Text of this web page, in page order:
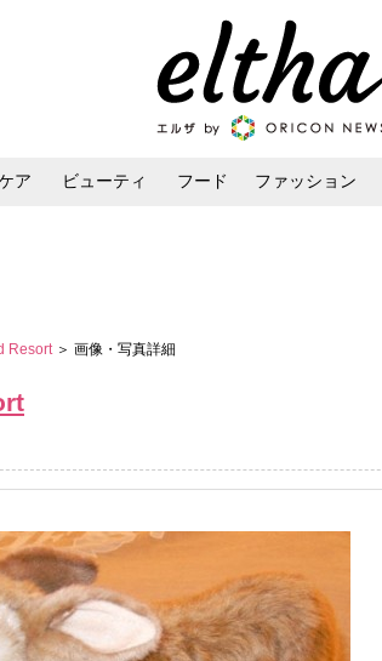
ア ビューティ フード ファッション
Resort ＞ 画像・写真詳細